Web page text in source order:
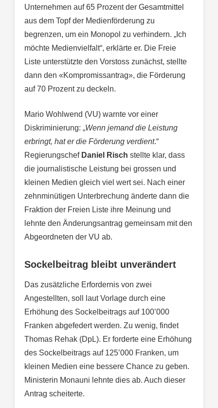
Unternehmen auf 65 Prozent der Gesamtmittel
aus dem Topf der Medienförderung zu
begrenzen, um ein Monopol zu verhindern. „Ich
möchte Medienvielfalt“, erklärte er. Die Freie
Liste unterstützte den Vorstoss zunächst, stellte
dann den «Kompromissantrag», die Förderung
auf 70 Prozent zu deckeln.
Mario Wohlwend (VU) warnte vor einer
Diskriminierung: „Wenn jemand die Leistung
erbringt, hat er die Förderung verdient.“
Regierungschef Daniel Risch stellte klar, dass
die journalistische Leistung bei grossen und
kleinen Medien gleich viel wert sei. Nach einer
zehnminütigen Unterbrechung änderte dann die
Fraktion der Freien Liste ihre Meinung und
lehnte den Änderungsantrag gemeinsam mit den
Abgeordneten der VU ab.
Sockelbeitrag bleibt unverändert
Das zusätzliche Erfordernis von zwei
Angestellten, soll laut Vorlage durch eine
Erhöhung des Sockelbeitrags auf 100’000
Franken abgefedert werden. Zu wenig, findet
Thomas Rehak (DpL). Er forderte eine Erhöhung
des Sockelbeitrags auf 125’000 Franken, um
kleinen Medien eine bessere Chance zu geben.
Ministerin Monauni lehnte dies ab. Auch dieser
Antrag scheiterte.